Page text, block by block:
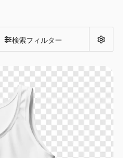
検索フィルター